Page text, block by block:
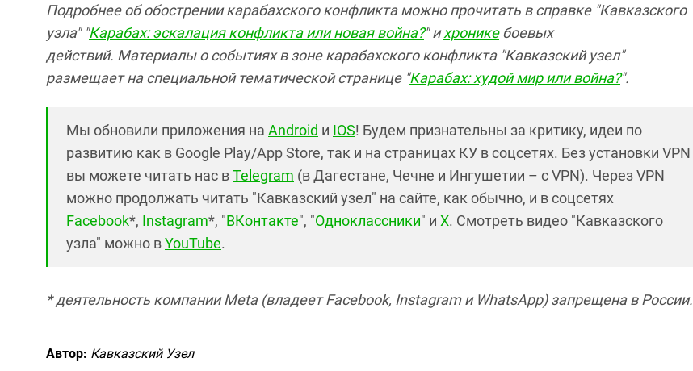
Подробнее об обострении карабахского конфликта можно прочитать в справке "Кавказского
узла" "Карабах: эскалация конфликта или новая война?" ихроникебоевых
действий. Материалы о событиях в зоне карабахского конфликта "Кавказский узел"
размещает на специальной тематической странице "Карабах: худой мир или война?".
Мы обновили приложения на Android и IOS! Будем признательны за критику, идеи по
развитию как в Google Play/App Store, так и на страницах КУ в соцсетях. Без установки VPN
вы можете читать нас вTelegram (в Дагестане, Чечне и Ингушетии – с VPN). Через VPN
можно продолжать читать "Кавказский узел" на сайте, как обычно, и в соцсетях
Facebook*, Instagram*, "ВКонтакте", "Одноклассники" и X. Смотреть видео "Кавказского
узла" можно вYouTube.
* деятельность компании Meta (владеет Facebook, Instagram и WhatsApp) запрещена в России.
Автор: Кавказский Узел